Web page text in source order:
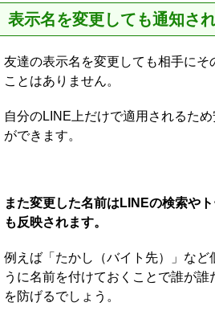
表示名を変更しても通知さ
友達の表示名を変更しても相手にそ
ことはありません。
自分のLINE上だけで適用されるた
ができます。
また変更した名前はLINEの検索や
も反映されます。
例えば「たかし（バイト先）」など
うに名前を付けておくことで誰が誰
を防げるでしょう。